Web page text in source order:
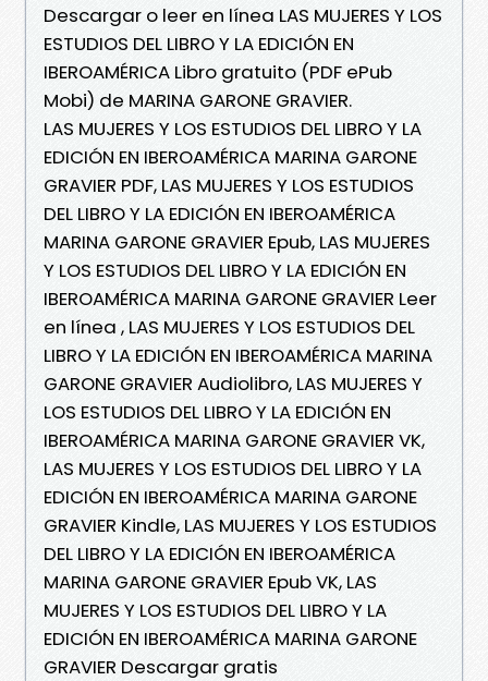
Descargar o leer en línea LAS MUJERES Y LOS
ESTUDIOS DEL LIBRO Y LA EDICIÓN EN
IBEROAMÉRICA Libro gratuito (PDF ePub
Mobi) de MARINA GARONE GRAVIER.
LAS MUJERES Y LOS ESTUDIOS DEL LIBRO Y LA
EDICIÓN EN IBEROAMÉRICA MARINA GARONE
GRAVIER PDF, LAS MUJERES Y LOS ESTUDIOS
DEL LIBRO Y LA EDICIÓN EN IBEROAMÉRICA
MARINA GARONE GRAVIER Epub, LAS MUJERES
Y LOS ESTUDIOS DEL LIBRO Y LA EDICIÓN EN
IBEROAMÉRICA MARINA GARONE GRAVIER Leer
en línea , LAS MUJERES Y LOS ESTUDIOS DEL
LIBRO Y LA EDICIÓN EN IBEROAMÉRICA MARINA
GARONE GRAVIER Audiolibro, LAS MUJERES Y
LOS ESTUDIOS DEL LIBRO Y LA EDICIÓN EN
IBEROAMÉRICA MARINA GARONE GRAVIER VK,
LAS MUJERES Y LOS ESTUDIOS DEL LIBRO Y LA
EDICIÓN EN IBEROAMÉRICA MARINA GARONE
GRAVIER Kindle, LAS MUJERES Y LOS ESTUDIOS
DEL LIBRO Y LA EDICIÓN EN IBEROAMÉRICA
MARINA GARONE GRAVIER Epub VK, LAS
MUJERES Y LOS ESTUDIOS DEL LIBRO Y LA
EDICIÓN EN IBEROAMÉRICA MARINA GARONE
GRAVIER Descargar gratis